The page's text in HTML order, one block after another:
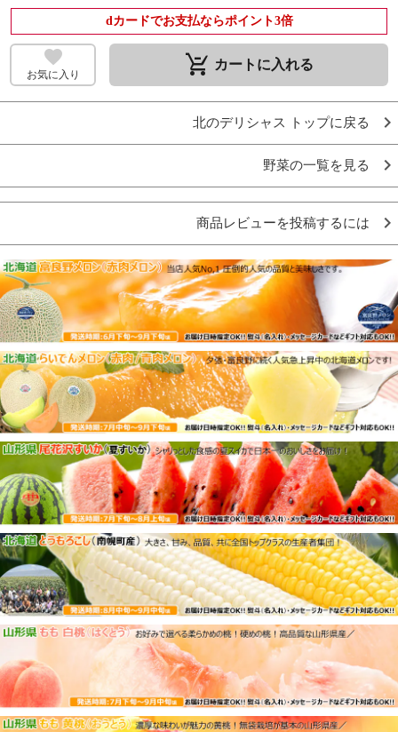
dカードでお支払ならポイント3倍
お気に入り remove_shopping_cart カートに入れる
北のデリシャス トップに戻る
野菜の一覧を見る
商品レビューを投稿するには